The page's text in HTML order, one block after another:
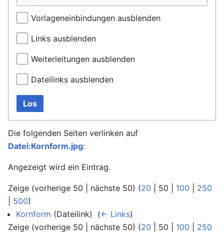
Vorlageneinbindungen ausblenden
Links ausblenden
Weiterleitungen ausblenden
Dateilinks ausblenden
Los
Die folgenden Seiten verlinken auf
Datei:Kornform.jpg:
Angezeigt wird ein Eintrag.
Zeige (vorherige 50 nächste 50) (20 50 100
250
500)
Kornform (Dateilink) ‎ (← Links)
Zeige (vorherige 50 nächste 50) (20 50 100
250